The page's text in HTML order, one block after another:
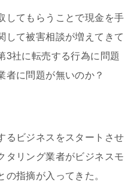
してもらうことで現金を手
して被害相談が増えてきて
3社に転売する行為に問題
者に問題が無いのか？
るビジネスをスタートさせ
タリング業者がビジネスモ
指摘が入ってきた。